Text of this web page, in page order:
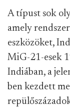
A típust sok
amely
eszközöket,
MiG-21-esek
Indiában, a
ben kezdett